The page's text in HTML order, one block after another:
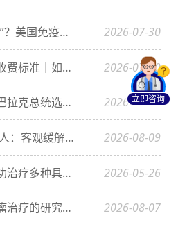
不手术、肿瘤自己“消失”？美国免疫疗法震惊世界 2026-07-30
赴美看病排名前三中介收费标准｜如何判断费用是否合理？ 2026-07-10
梅奥诊所，乔布斯和穆巴拉克总统选择的全球第一医院 2026-07-10
2026胰腺癌新药疗效惊人：客观缓解率达50%、生存期延长至16.2个月！患者生存希望大增！ 2026-08-09
赴美就医：免疫疗法成功治疗多种具有MMRd突变的癌症 2026-05-26
非典型畸胎性横纹肌样瘤治疗的研究进展与创新策略 2026-08-07
立即咨询